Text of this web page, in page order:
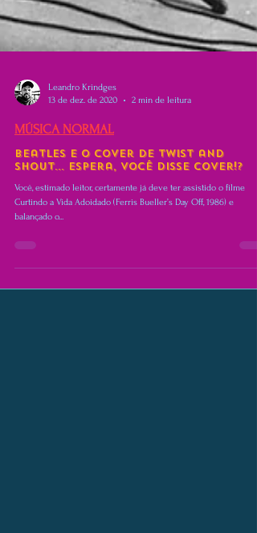
13 de dez. de 2020
2 min de leitura
MÚSICA NORMAL
Beatles e o Cover de Twist and
Shout... espera, você disse cover!?
Você, estimado leitor, certamente já deve ter assistido o filme